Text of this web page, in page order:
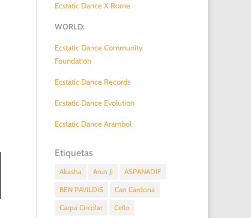
Ecstatic Dance X Rome
WORLD:
Ecstatic Dance Community
Foundation
Ecstatic Dance Records
Ecstatic Dance Evolution
Ecstatic Dance Arambol
Etiquetas
Akasha Arun Ji
ASPANADIF
BEN PAVILDIS
Can Cardona
Carpa Circolar
Cello